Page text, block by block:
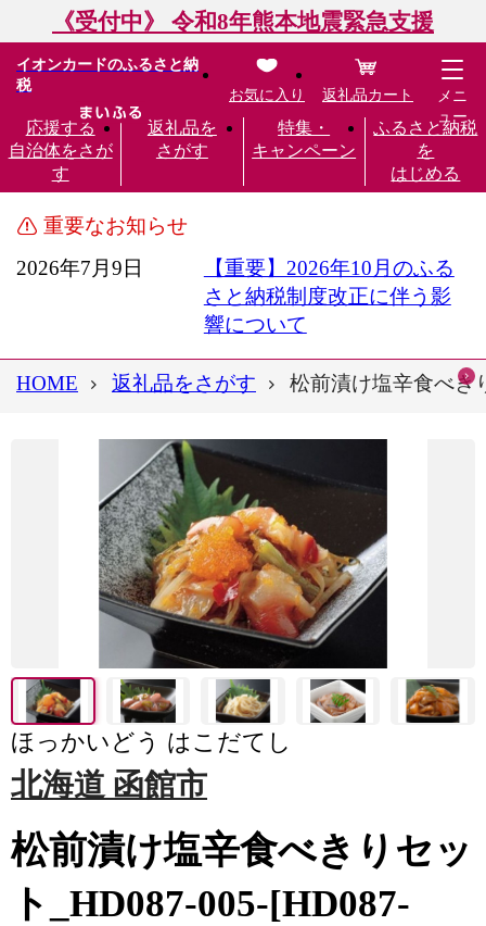
《受付中》 令和8年熊本地震緊急支援
イオンカードのふるさと納
税
応援する
自治体をさが
す
返礼品を
さがす
特集・
キャンペーン
ふるさと納税
を
はじめる
お気に入り 返礼品カート
メニ
ュー
重要なお知らせ
2026年7月9日
【重要】2026年10月のふる
さと納税制度改正に伴う影
響について
HOME 返礼品をさがす 松前漬け塩辛食べき
ほっかいどう はこだてし
北海道 函館市
松前漬け塩辛食べきりセッ
ト_HD087-005-[HD087-